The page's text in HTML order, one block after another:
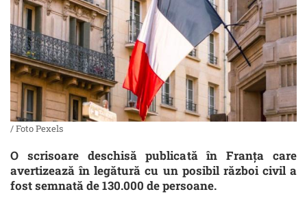
/ Foto Pexels
O scrisoare deschisă publicată în Franța care
avertizează în legătură cu un posibil război civil a
fost semnată de 130.000 de persoane.